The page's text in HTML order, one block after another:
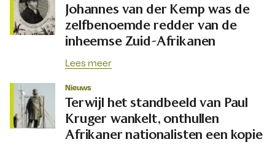
Johannes van der Kemp was de
zelfbenoemde redder van de
inheemse Zuid-Afrikanen
Lees meer
Nieuws
Terwijl het standbeeld van Paul
Kruger wankelt, onthullen
Afrikaner nationalisten een kopie